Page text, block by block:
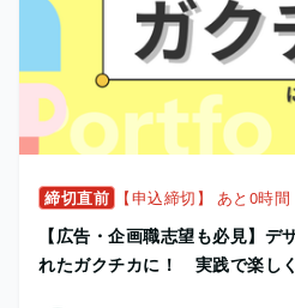
締切直前 【申込締切】 あと0時間
【広告・企画職志望も必見】デ
れたガクチカに！ 実践で楽し